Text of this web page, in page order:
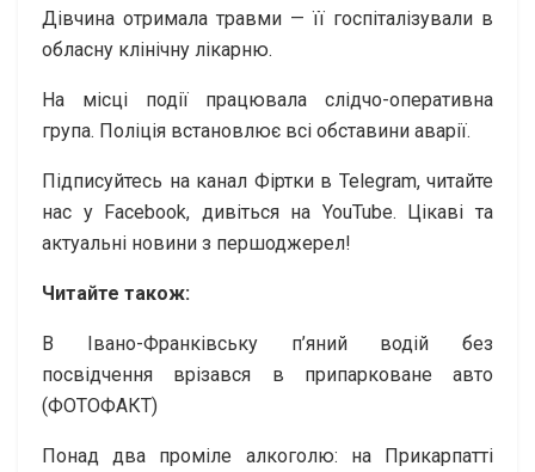
Дівчина отримала травми — її госпіталізували в
обласну клінічну лікарню.
На місці події працювала слідчо-оперативна
група. Поліція встановлює всі обставини аварії.
Підписуйтесь на канал Фіртки в Telegram, читайте
нас у Facebook, дивіться на YouTubе. Цікаві та
актуальні новини з першоджерел!
Читайте також:
В Івано-Франківську п’яний водій без
посвідчення врізався в припарковане авто
(ФОТОФАКТ)
Понад два проміле алкоголю: на Прикарпатті